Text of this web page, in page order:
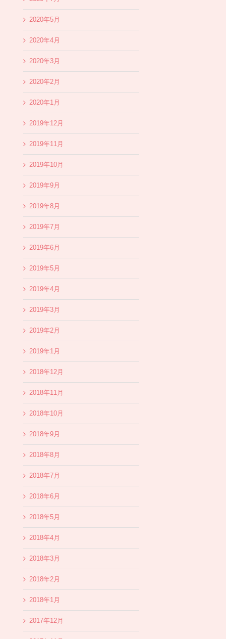
2020年5月
2020年4月
2020年3月
2020年2月
2020年1月
2019年12月
2019年11月
2019年10月
2019年9月
2019年8月
2019年7月
2019年6月
2019年5月
2019年4月
2019年3月
2019年2月
2019年1月
2018年12月
2018年11月
2018年10月
2018年9月
2018年8月
2018年7月
2018年6月
2018年5月
2018年4月
2018年3月
2018年2月
2018年1月
2017年12月